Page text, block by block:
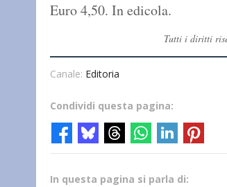
Euro 4,50. In edicola.
Tutti i diritti
Canale: Editoria
Condividi questa pagina:
In questa pagina si parla di: